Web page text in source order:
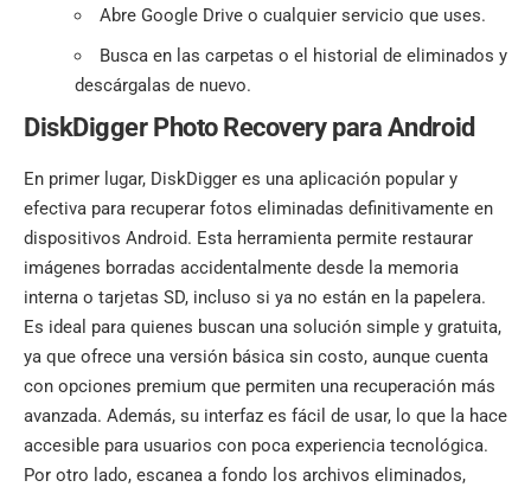
Abre Google Drive o cualquier servicio que uses.
Busca en las carpetas o el historial de eliminados y
descárgalas de nuevo.
DiskDigger Photo Recovery para Android
En primer lugar, DiskDigger es una aplicación popular y
efectiva para recuperar fotos eliminadas definitivamente en
dispositivos Android. Esta herramienta permite restaurar
imágenes borradas accidentalmente desde la memoria
interna o tarjetas SD, incluso si ya no están en la papelera.
Es ideal para quienes buscan una solución simple y gratuita,
ya que ofrece una versión básica sin costo, aunque cuenta
con opciones premium que permiten una recuperación más
avanzada. Además, su interfaz es fácil de usar, lo que la hace
accesible para usuarios con poca experiencia tecnológica.
Por otro lado, escanea a fondo los archivos eliminados,